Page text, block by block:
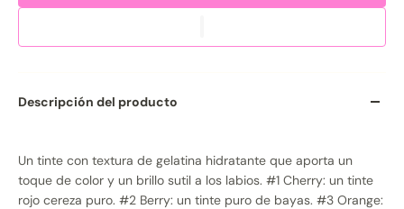
Descripción del producto
Un tinte con textura de gelatina hidratante que aporta un
toque de color y un brillo sutil a los labios. #1 Cherry: un tinte
rojo cereza puro. #2 Berry: un tinte puro de bayas. #3 Orange: